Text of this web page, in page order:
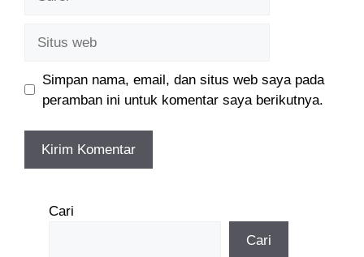
Simpan nama, email, dan situs web saya pada
peramban ini untuk komentar saya berikutnya.
Cari
Cari